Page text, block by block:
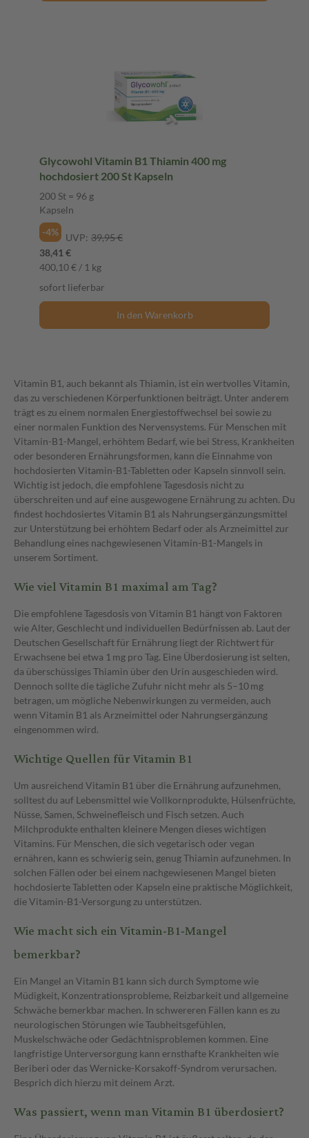
Vitamin B1, auch bekannt als Thiamin, ist ein wertvolles Vitamin,
das zu verschiedenen Körperfunktionen beiträgt. Unter anderem
trägt es zu einem normalen Energiestoffwechsel bei sowie zu
einer normalen Funktion des Nervensystems. Für Menschen mit
Vitamin-B1-Mangel, erhöhtem Bedarf, wie bei Stress, Krankheiten
oder besonderen Ernährungsformen, kann die Einnahme von
hochdosierten Vitamin-B1-Tabletten oder Kapseln sinnvoll sein.
Wichtig ist jedoch, die empfohlene Tagesdosis nicht zu
überschreiten und auf eine ausgewogene Ernährung zu achten. Du
findest hochdosiertes Vitamin B1 als Nahrungsergänzungsmittel
zur Unterstützung bei erhöhtem Bedarf oder als Arzneimittel zur
Behandlung eines nachgewiesenen Vitamin-B1-Mangels in
unserem Sortiment.
Wie viel Vitamin B1 maximal am Tag?
Die empfohlene Tagesdosis von Vitamin B1 hängt von Faktoren
wie Alter, Geschlecht und individuellen Bedürfnissen ab. Laut der
Deutschen Gesellschaft für Ernährung liegt der Richtwert für
Erwachsene bei etwa 1 mg pro Tag. Eine Überdosierung ist selten,
da überschüssiges Thiamin über den Urin ausgeschieden wird.
Dennoch sollte die tägliche Zufuhr nicht mehr als 5–10 mg
betragen, um mögliche Nebenwirkungen zu vermeiden, auch
wenn Vitamin B1 als Arzneimittel oder Nahrungsergänzung
eingenommen wird.
Wichtige Quellen für Vitamin B1
Um ausreichend Vitamin B1 über die Ernährung aufzunehmen,
solltest du auf Lebensmittel wie Vollkornprodukte, Hülsenfrüchte,
Nüsse, Samen, Schweinefleisch und Fisch setzen. Auch
Milchprodukte enthalten kleinere Mengen dieses wichtigen
Vitamins. Für Menschen, die sich vegetarisch oder vegan
ernähren, kann es schwierig sein, genug Thiamin aufzunehmen. In
solchen Fällen oder bei einem nachgewiesenen Mangel bieten
hochdosierte Tabletten oder Kapseln eine praktische Möglichkeit,
die Vitamin-B1-Versorgung zu unterstützen.
Wie macht sich ein Vitamin-B1-Mangel
bemerkbar?
Ein Mangel an Vitamin B1 kann sich durch Symptome wie
Müdigkeit, Konzentrationsprobleme, Reizbarkeit und allgemeine
Schwäche bemerkbar machen. In schwereren Fällen kann es zu
neurologischen Störungen wie Taubheitsgefühlen,
Muskelschwäche oder Gedächtnisproblemen kommen. Eine
langfristige Unterversorgung kann ernsthafte Krankheiten wie
Beriberi oder das Wernicke-Korsakoff-Syndrom verursachen.
Besprich dich hierzu mit deinem Arzt.
Was passiert, wenn man Vitamin B1 überdosiert?
Glycowohl Vitamin B1 Thiamin 400 mg
hochdosiert 200 St Kapseln
200 St = 96 g
Kapseln
-4%
UVP: 39,95 €
38,41 €
400,10 € / 1 kg
sofort lieferbar
In den Warenkorb